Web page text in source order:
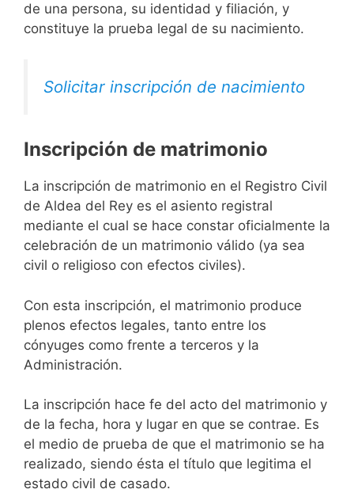
de una persona, su identidad y filiación, y
constituye la prueba legal de su nacimiento.
Solicitar inscripción de nacimiento
Inscripción de matrimonio
La inscripción de matrimonio en el Registro Civil
de Aldea del Rey es el asiento registral
mediante el cual se hace constar oficialmente la
celebración de un matrimonio válido (ya sea
civil o religioso con efectos civiles).
Con esta inscripción, el matrimonio produce
plenos efectos legales, tanto entre los
cónyuges como frente a terceros y la
Administración.
La inscripción hace fe del acto del matrimonio y
de la fecha, hora y lugar en que se contrae. Es
el medio de prueba de que el matrimonio se ha
realizado, siendo ésta el título que legitima el
estado civil de casado.